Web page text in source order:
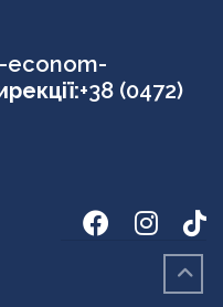
econom-
+38 (0472)